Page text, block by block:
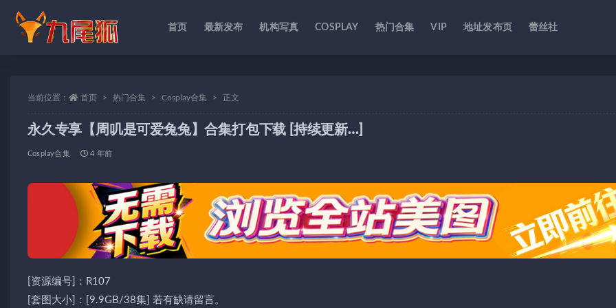
首页 最新发布 机构写真 COSPLAY 热门合集 VIP 地址发布页 蕾丝社
当前位置： 首页 热门合集 Cosplay合集 正文
永久专享【周叽是可爱兔兔】合集打包下载 [持续更新…]
Cosplay合集 4 年前
[资源编号]：R107
[套图大小]：[9.9GB/38集] 若有缺请留言。